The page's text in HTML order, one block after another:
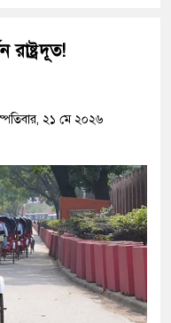
রাষ্ট্রদূত!
২১ মে ২০২৬